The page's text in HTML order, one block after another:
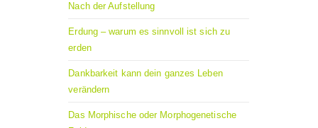
Nach der Aufstellung
Erdung – warum es sinnvoll ist sich zu
erden
Dankbarkeit kann dein ganzes Leben
verändern
Das Morphische oder Morphogenetische